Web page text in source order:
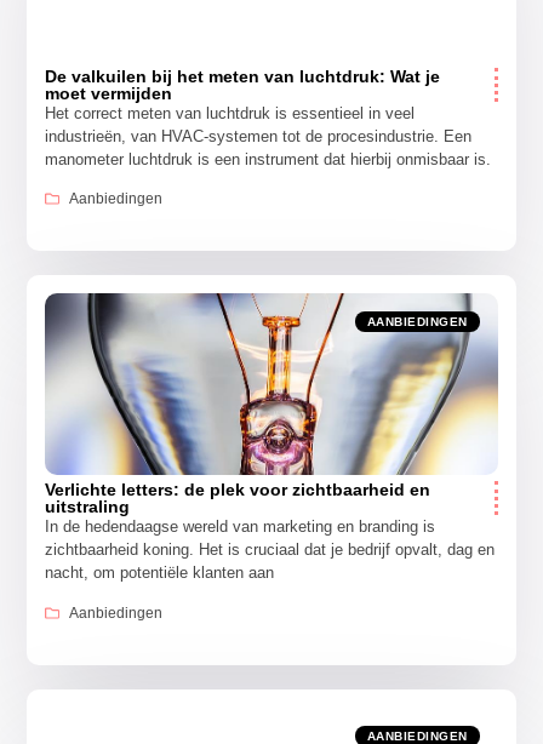
De valkuilen bij het meten van luchtdruk: Wat je
moet vermijden
Het correct meten van luchtdruk is essentieel in veel
industrieën, van HVAC-systemen tot de procesindustrie. Een
manometer luchtdruk is een instrument dat hierbij onmisbaar is.
Aanbiedingen
AANBIEDINGEN
Verlichte letters: de plek voor zichtbaarheid en
uitstraling
In de hedendaagse wereld van marketing en branding is
zichtbaarheid koning. Het is cruciaal dat je bedrijf opvalt, dag en
nacht, om potentiële klanten aan
Aanbiedingen
AANBIEDINGEN